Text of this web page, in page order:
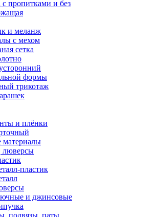
с пропитками и без
и меланж
с мехом
сетка
формы
трикотаж
и плёнки
материалы
люверсы
пластик
и джинсовые
подвязы, паты